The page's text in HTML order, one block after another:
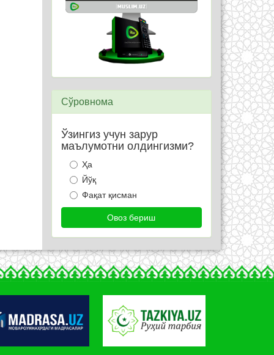
Сўровнома
Ўзингиз учун зарур
маълумотни олдингизми?
Ҳа
Йўқ
Фақат қисман